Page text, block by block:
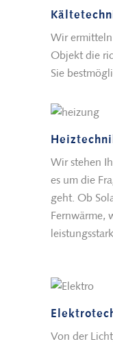
Wir
Objekt die
Sie
Wir stehen
es um die
geht. Ob
Fernwärme,
leistungsstark.
Von der